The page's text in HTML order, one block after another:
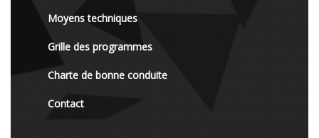
Moyens techniques
Grille des programmes
Charte de bonne conduite
Contact